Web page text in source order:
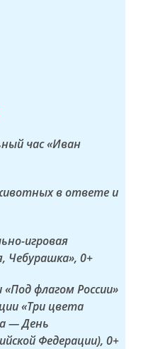
час «Иван
в ответе и
игровая
Чебурашка», 0+
флагом России»
«Три цвета
— День
Федерации), 0+